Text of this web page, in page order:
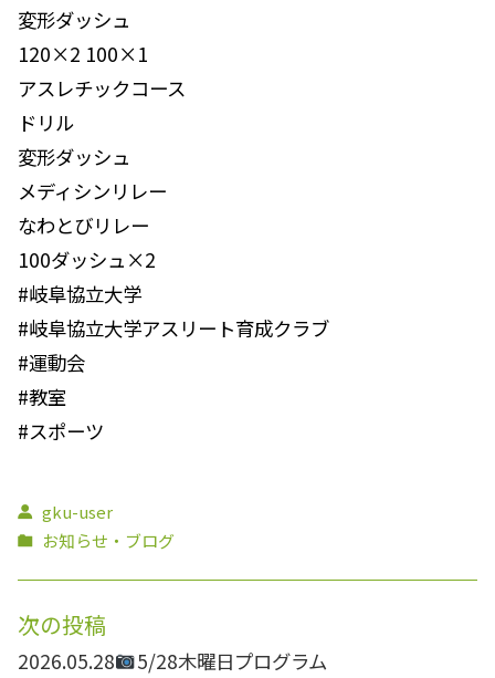
変形ダッシュ
120×2 100×1
アスレチックコース
ドリル
変形ダッシュ
メディシンリレー
なわとびリレー
100ダッシュ×2
#岐阜協立大学
#岐阜協立大学アスリート育成クラブ
#運動会
#教室
#スポーツ
gku-user
お知らせ・ブログ
次の投稿
2026.05.28 5/28木曜日プログラム